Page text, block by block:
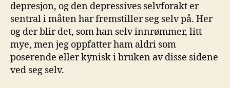
depresjon, og den depressives selvforakt er
sentral i måten har fremstiller seg selv på. Her
og der blir det, som han selv innrømmer, litt
mye, men jeg oppfatter ham aldri som
poserende eller kynisk i bruken av disse sidene
ved seg selv.